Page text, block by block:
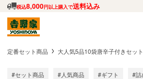
税込8,000円以上購入で送料込み
定番セット商品 大人気5品10袋唐辛子付きセット
#セット商品 #人気商品 #ギフト #詰